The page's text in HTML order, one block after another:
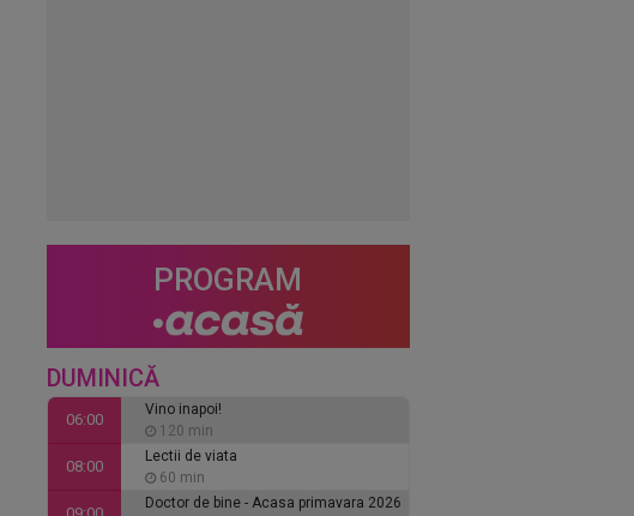
PROGRAM
DUMINICĂ
06:00
Vino inapoi!
120 min
08:00
Lectii de viata
60 min
Doctor de bine - Acasa primavara 2026